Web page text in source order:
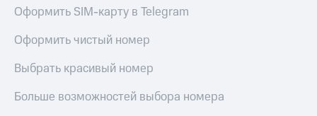
Оформить SIM-карту в Telegram
Оформить чистый номер
Выбрать красивый номер
Больше возможностей выбора номера